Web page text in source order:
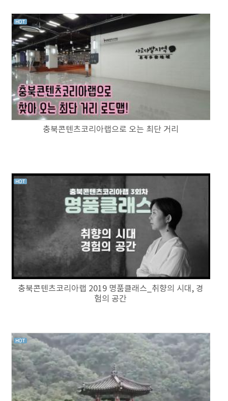
충북콘텐츠코리아랩으로 오는 최단 거리
충북콘텐츠코리아랩 2019 명품클래스_취향의 시대, 경
험의 공간